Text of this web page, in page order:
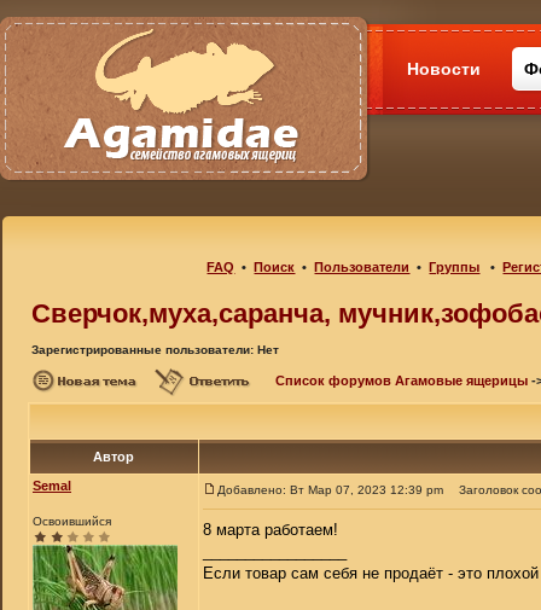
Новости
FAQ •Поиск •Пользователи •Группы •
Cверчок,муха,саранча,
Зарегистрированные пользователи: Нет
Список форумов Агамовые ящерицы -
Автор
Semal
Освоившийся
Добавлено: Вт Мар 07, 2023 12:39 pm Заголовок
8 марта работаем!
Если товар сам себя не продаёт - это